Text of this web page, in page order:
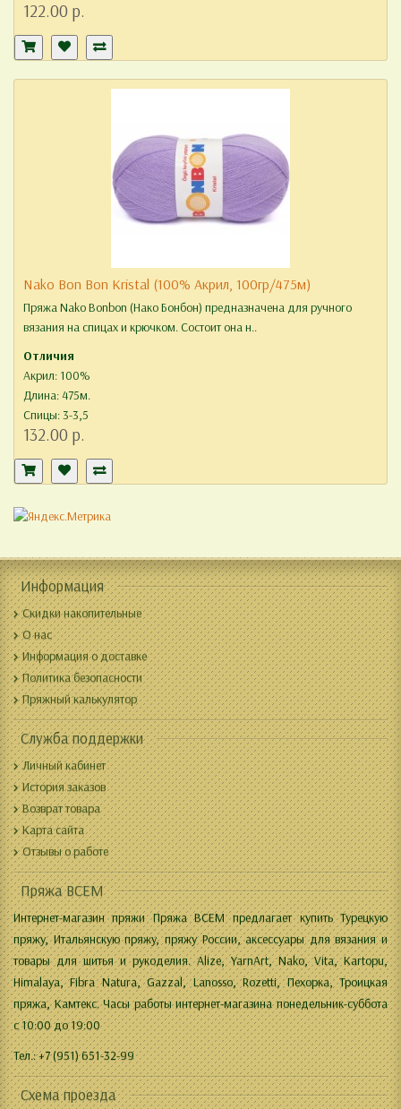
122.00 р.
Nako Bon Bon Kristal (100% Акрил, 100гр/475м)
Пряжа Nako Bonbon (Нако Бонбон) предназначена для ручного
вязания на спицах и крючком. Состоит она н..
Отличия
Акрил: 100%
Длина: 475м.
Спицы: 3-3,5
132.00 р.
Информация
Скидки накопительные
О нас
Информация о доставке
Политика безопасности
Пряжный калькулятор
Служба поддержки
Личный кабинет
История заказов
Возврат товара
Карта сайта
Отзывы о работе
Пряжа ВСЕМ
Интернет-магазин пряжи Пряжа ВСЕМ предлагает купить Турецкую
пряжу, Итальянскую пряжу, пряжу России, аксессуары для вязания и
товары для шитья и рукоделия. Alize, YarnArt, Nako, Vita, Kartopu,
Himalaya, Fibra Natura, Gazzal, Lanosso, Rozetti, Пехорка, Троицкая
пряжа, Камтекс. Часы работы интернет-магазина понедельник-суббота
с 10:00 до 19:00
Тел.: +7 (951) 651-32-99
Схема проезда